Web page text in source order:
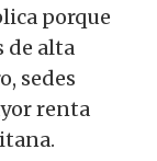
porque
de alta
sedes
renta